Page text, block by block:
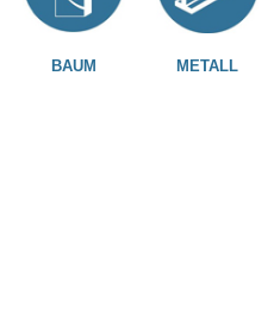
BAUM METALL